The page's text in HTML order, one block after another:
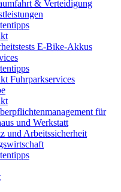
& Verteidigung
E-Bike-Akkus
Fuhrparkservices
für
und Werkstatt
und Arbeitssicherheit